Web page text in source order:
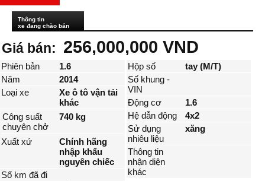
Thông tin
xe đang chào bán
Giá bán: 256,000,000 VND
Phiên bản
1.6
Năm
2014
Loại xe
Xe ô tô vận tải
khác
Công suất
chuyên chở
740 kg
Xuất xứ
Chính hãng
nhập khẩu
nguyên chiếc
Số km đã đi
Hộp số
tay (M/T)
Số khung -
VIN
Động cơ
1.6
Hệ dẫn động
4x2
Sử dụng
nhiêu liệu
xăng
Thông tin
nhận diện
khác